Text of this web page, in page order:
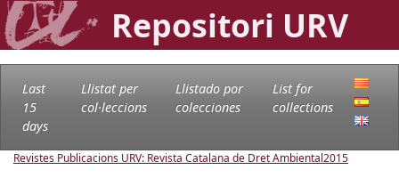
Repositori URV
Last
15
days
Llistat per
col·leccions
Llistado por
colecciones
List for
collections
Revistes Publicacions URV: Revista Catalana de Dret Ambiental2015